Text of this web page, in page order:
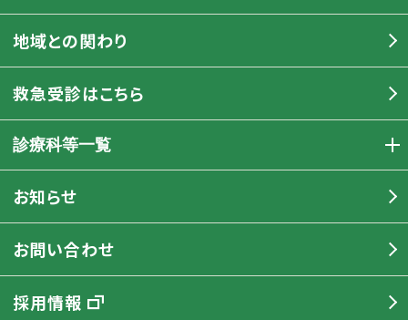
地域との関わり
救急受診はこちら
診療科等一覧
お知らせ
お問い合わせ
採用情報